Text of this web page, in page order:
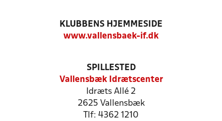
KLUBBENS HJEMMESIDE
www.vallensbaek-if.dk
SPILLESTED
Vallensbæk Idrætscenter
Idræts Allé 2
2625 Vallensbæk
Tlf: 4362 1210